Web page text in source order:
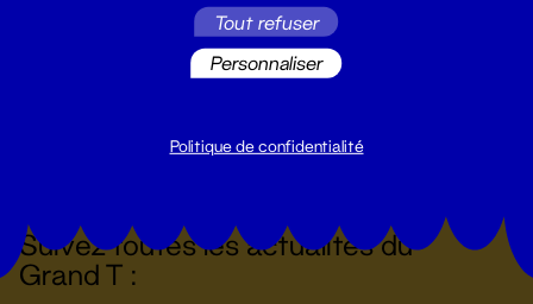
Suivez toutes les actualités du
Grand T :
Tout refuser
Personnaliser
Politique de confidentialité